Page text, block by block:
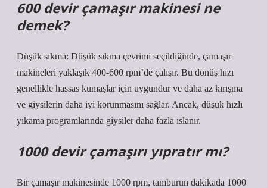
600 devir çamaşır makinesi ne
demek?
Düşük sıkma: Düşük sıkma çevrimi seçildiğinde, çamaşır
makineleri yaklaşık 400-600 rpm’de çalışır. Bu dönüş hızı
genellikle hassas kumaşlar için uygundur ve daha az kırışma
ve giysilerin daha iyi korunmasını sağlar. Ancak, düşük hızlı
yıkama programlarında giysiler daha fazla ıslanır.
1000 devir çamaşırı yıpratır mı?
Bir çamaşır makinesinde 1000 rpm, tamburun dakikada 1000